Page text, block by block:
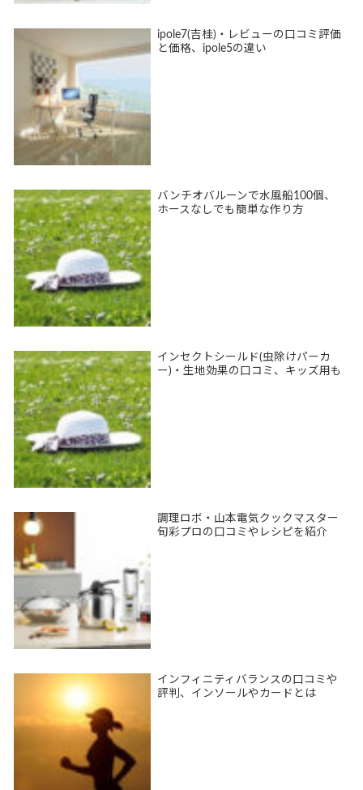
ipole7(吉桂)・レビューの口コミ評価
と価格、ipole5の違い
バンチオバルーンで水風船100個、
ホースなしでも簡単な作り方
インセクトシールド(虫除けパーカ
ー)・生地効果の口コミ、キッズ用も
調理ロボ・山本電気クックマスター
旬彩プロの口コミやレシピを紹介
インフィニティバランスの口コミや
評判、インソールやカードとは